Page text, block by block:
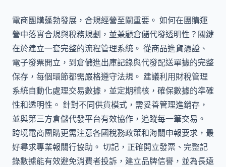
電商團購蓬勃發展，合規經營至關重要。 如何在團購運
營中落實合規與稅務規劃，並兼顧倉儲代發透明性？關鍵
在於建立一套完整的流程管理系統。 從商品進貨憑證、
電子發票開立，到倉儲進出庫記錄與代發配送單據的完整
保存，每個環節都需嚴格遵守法規。 建議利用財稅管理
系統自動化處理交易數據，並定期稽核，確保數據的準確
性和透明性。 針對不同供貨模式，需妥善管理進銷存，
並與第三方倉儲代發平台有效協作，追蹤每一筆交易。
跨境電商團購更需注意各國稅務政策和海關申報要求，最
好尋求專業報關行協助。 切記，正確開立發票、完整記
錄數據能有效避免消費者投訴，建立品牌信譽，並為長遠